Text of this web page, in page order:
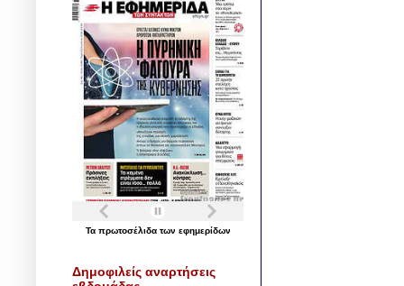
Τα πρωτοσέλιδα των εφημερίδων
Δημοφιλείς αναρτήσεις